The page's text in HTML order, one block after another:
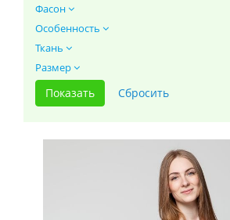
Фасон
Особенность
Ткань
Размер